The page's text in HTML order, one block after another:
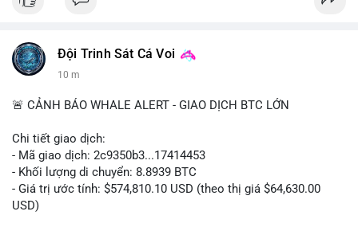
Đội Trinh Sát Cá Voi
10 m
🚨 CẢNH BÁO WHALE ALERT - GIAO DỊCH BTC LỚN
Chi tiết giao dịch:
- Mã giao dịch: 2c9350b3...17414453
- Khối lượng di chuyển: 8.8939 BTC
- Giá trị ước tính: $574,810.10 USD (theo thị giá $64,630.00
USD)